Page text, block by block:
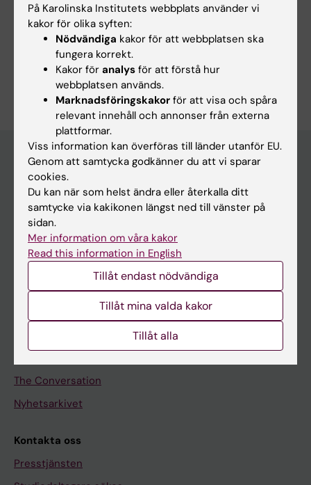
Upptäck KI
Utbildning
Forskarutbildning
Forskning
Redaktionellt material
The Conversation
Nyhetsarkivet
Kontakta oss
Presstjänsten
På Karolinska Institutets webbplats använder vi
kakor för olika syften:
Nödvändiga kakor för att webbplatsen ska
fungera korrekt.
Kakor för analys för att förstå hur
webbplatsen används.
Marknadsföringskakor för att visa och spåra
relevant innehåll och annonser från externa
plattformar.
Viss information kan överföras till länder utanför EU.
Genom att samtycka godkänner du att vi sparar
cookies.
Du kan när som helst ändra eller återkalla ditt
samtycke via kakikonen längst ned till vänster på
sidan.
Mer information om våra kakor
Read this information in English
Tillåt endast nödvändiga
Tillåt mina valda kakor
Tillåt alla